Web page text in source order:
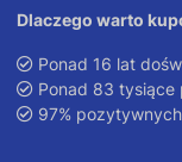
Dlaczego warto
Ponad 16 lat
Ponad 83 tysiące
97%